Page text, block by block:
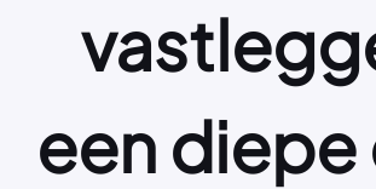
een diepe